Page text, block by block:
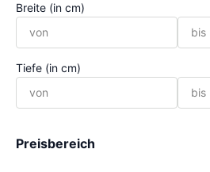
Breite (in cm)
Tiefe (in cm)
Preisbereich